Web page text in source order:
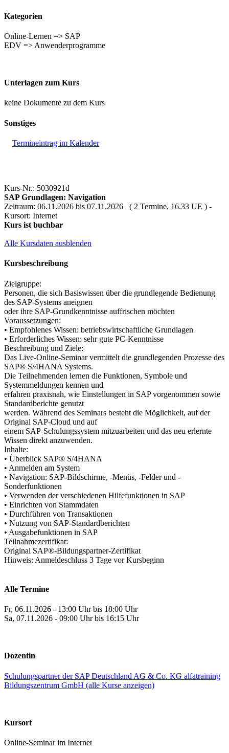
Kategorien
Online-Lernen => SAP
EDV => Anwenderprogramme
Unterlagen zum Kurs
keine Dokumente zu dem Kurs
Sonstiges
Termineintrag im Kalender
Kurs-Nr.: 5030921d
SAP Grundlagen: Navigation
Zeitraum: 06.11.2026 bis 07.11.2026 ( 2 Termine, 16.33 UE ) -
Kursort: Internet
Kurs ist buchbar
Alle Kursdaten ausblenden
Kursbeschreibung
Zielgruppe:
Personen, die sich Basiswissen über die grundlegende Bedienung
des SAP-Systems aneignen
oder ihre SAP-Grundkenntnisse auffrischen möchten
Voraussetzungen:
• Empfohlenes Wissen: betriebswirtschaftliche Grundlagen
• Erforderliches Wissen: sehr gute PC-Kenntnisse
Beschreibung und Ziele:
Das Live-Online-Seminar vermittelt die grundlegenden Prozesse des
SAP® S/4HANA Systems.
Die Teilnehmenden lernen die Funktionen, Symbole und
Systemmeldungen kennen und
erfahren praxisnah, wie Einstellungen in SAP vorgenommen sowie
Standardberichte genutzt
werden. Während des Seminars besteht die Möglichkeit, auf der
Original SAP-Cloud und auf
einem SAP-Schulungssystem mitzuarbeiten und das neu erlernte
Wissen direkt anzuwenden.
Inhalte:
• Überblick SAP® S/4HANA
• Anmelden am System
• Navigation: SAP-Bildschirme, -Menüs, -Felder und -
Sonderfunktionen
• Verwenden der verschiedenen Hilfefunktionen in SAP
• Einrichten von Stammdaten
• Durchführen von Transaktionen
• Nutzung von SAP-Standardberichten
• Ausgabefunktionen in SAP
Teilnahmezertifikat:
Original SAP®-Bildungspartner-Zertifikat
Hinweis: Anmeldeschluss 3 Tage vor Kursbeginn
Alle Termine
Fr, 06.11.2026 - 13:00 Uhr bis 18:00 Uhr
Sa, 07.11.2026 - 09:00 Uhr bis 16:15 Uhr
Dozentin
Schulungspartner der SAP Deutschland AG & Co. KG alfatraining
Bildungszentrum GmbH (alle Kurse anzeigen)
Kursort
Online-Seminar im Internet